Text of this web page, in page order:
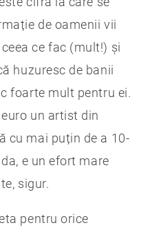
de oamenii vii
ce fac (mult!) și
huzuresc de banii
foarte mult pentru ei.
un artist din
cu mai puțin de a 10-
e un efort mare
sigur.
pentru orice